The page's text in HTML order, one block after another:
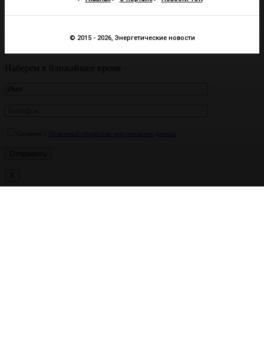
© 2015 - 2026, Энергетические новости
Наберем в ближайшее время